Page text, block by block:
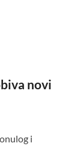
novi
i